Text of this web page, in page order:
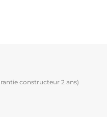
constructeur 2 ans)